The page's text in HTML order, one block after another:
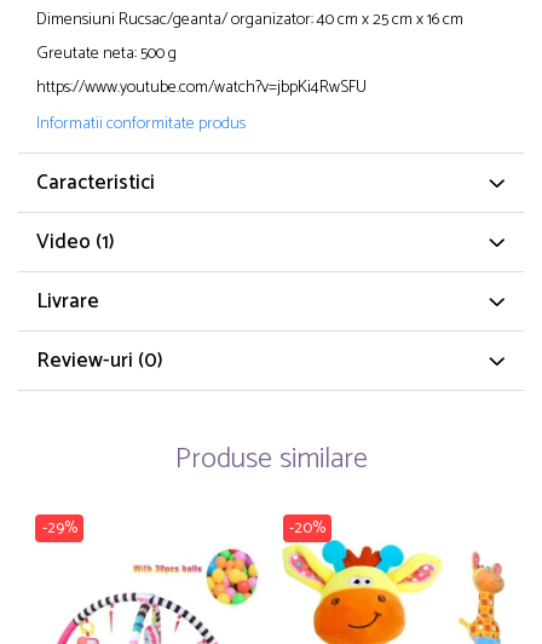
Dimensiuni Rucsac/geanta/ organizator: 40 cm x 25 cm x 16 cm
Greutate neta: 500 g
https://www.youtube.com/watch?v=jbpKi4RwSFU
Informatii conformitate produs
Caracteristici
Video (1)
Livrare
Review-uri (0)
Produse similare
-29% -20%